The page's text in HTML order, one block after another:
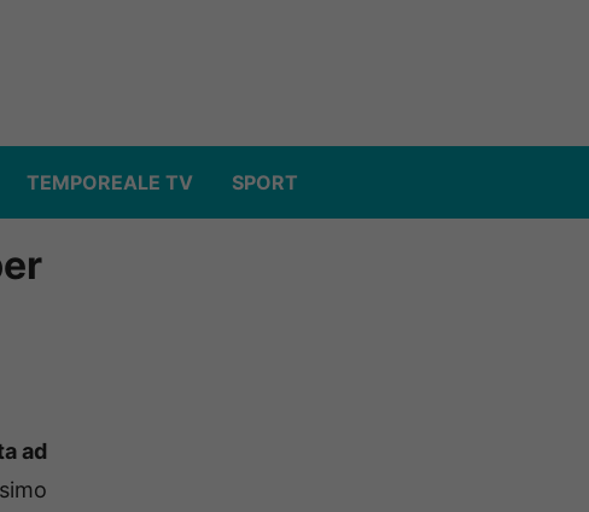
TEMPOREALE TV SPORT
ad